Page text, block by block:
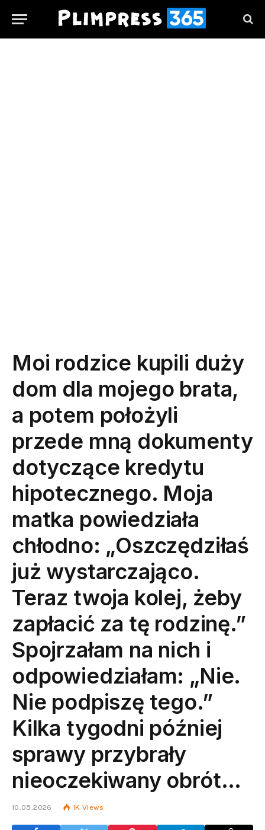
Moi rodzice kupili duży
dom dla mojego brata,
a potem położyli
przede mną dokumenty
dotyczące kredytu
hipotecznego. Moja
matka powiedziała
chłodno: „Oszczędziłaś
już wystarczająco.
Teraz twoja kolej, żeby
zapłacić za tę rodzinę.”
Spojrzałam na nich i
odpowiedziałam: „Nie.
Nie podpiszę tego.”
Kilka tygodni później
sprawy przybrały
nieoczekiwany obrót…
10.05.2026 1KViews